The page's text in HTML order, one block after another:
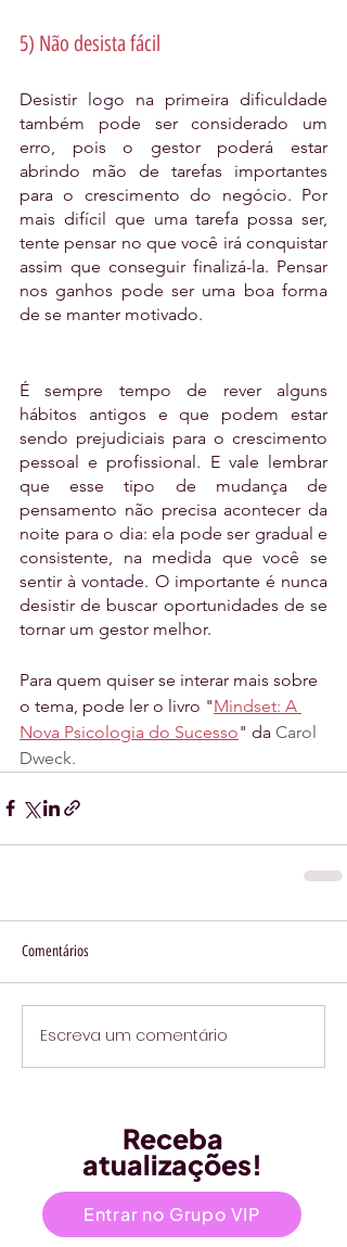
5) Não desista fácil
Desistir logo na primeira dificuldade
também pode ser considerado um
erro, pois o gestor poderá estar
abrindo mão de tarefas importantes
para o crescimento do negócio. Por
mais difícil que uma tarefa possa ser,
tente pensar no que você irá conquistar
assim que conseguir finalizá-la. Pensar
nos ganhos pode ser uma boa forma
de se manter motivado.
É sempre tempo de rever alguns
hábitos antigos e que podem estar
sendo prejudiciais para o crescimento
pessoal e profissional. E vale lembrar
que esse tipo de mudança de
pensamento não precisa acontecer da
noite para o dia: ela pode ser gradual e
consistente, na medida que você se
sentir à vontade. O importante é nunca
desistir de buscar oportunidades de se
tornar um gestor melhor.
Para quem quiser se interar mais sobre
o tema, pode ler o livro "Mindset: A
Nova Psicologia do Sucesso" da Carol
Dweck.
Comentários
Escreva um comentário
Receba
atualizações!
Entrar no Grupo VIP